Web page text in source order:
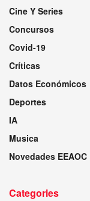
Cine Y Series
Concursos
Covid-19
Críticas
Datos Económicos
Deportes
IA
Musica
Novedades EEAOC
Categories